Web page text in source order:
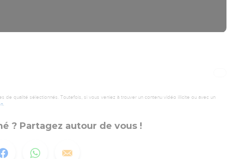
de qualité sélectionnés. Toutefois, si vous veniez à trouver un contenu vidéo illicite ou avec un
.
? Partagez autour de vous !